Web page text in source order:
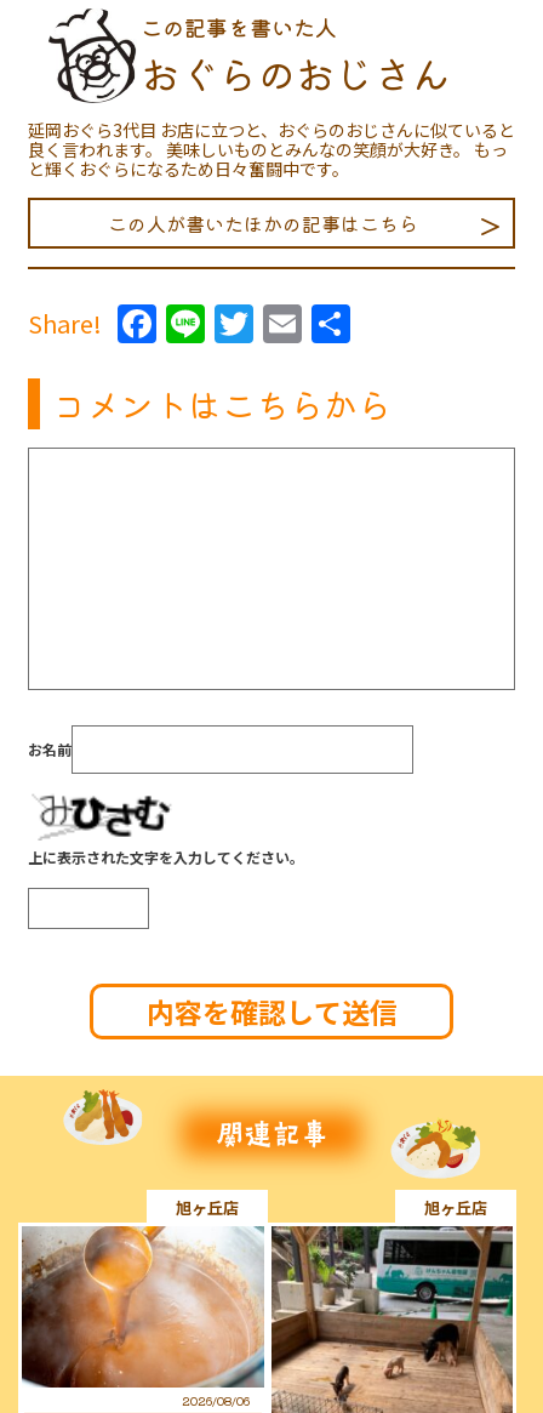
この記事を書いた人
おぐらのおじさん
延岡おぐら3代目 お店に立つと、おぐらのおじさんに似ていると
良く言われます。 美味しいものとみんなの笑顔が大好き。 もっ
と輝くおぐらになるため日々奮闘中です。
この人が書いたほかの記事はこちら
Share! Facebook
LineTwitter
Email
コメントはこちらから
お名前
上に表示された文字を入力してください。
旭ヶ丘店
2026/08/06
旭ヶ丘店